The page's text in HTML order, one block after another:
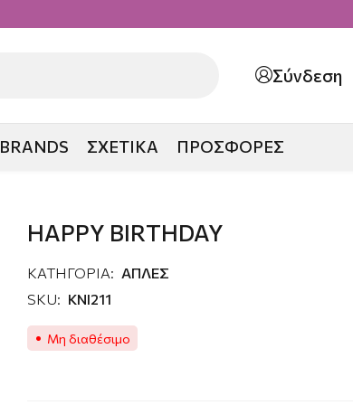
Σύνδεση
BRANDS ΣΧΕΤΙΚΑ ΠΡΟΣΦΟΡΕΣ
HAPPY BIRTHDAY
ΚΑΤΗΓΟΡΙΑ: ΑΠΛΕΣ
SKU: KNI211
Μη διαθέσιμο